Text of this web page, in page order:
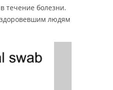
течение болезни.
людям